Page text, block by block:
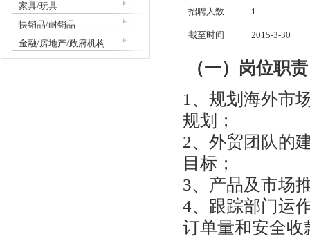
家具/玩具
快销品/耐销品
金融/房地产/政府机构
招聘人数 1
截至时间 2015-3-30
（一）岗位职责
1 、规划海外市
规划；
2、外贸团队的
目标；
3、产品及市场
4、跟踪部门运
订单量和安全收